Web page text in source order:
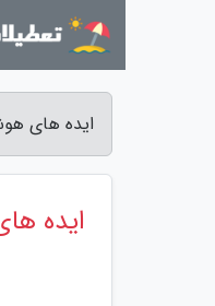
ایده های
ایده